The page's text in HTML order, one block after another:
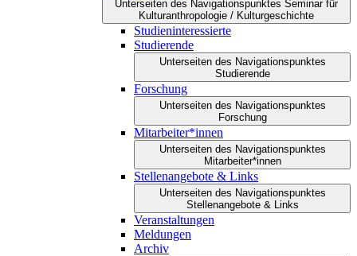
Unterseiten des Navigationspunktes Seminar für
Kulturanthropologie / Kulturgeschichte
Studieninteressierte
Studierende
Unterseiten des Navigationspunktes
Studierende
Forschung
Unterseiten des Navigationspunktes
Forschung
Mitarbeiter*innen
Unterseiten des Navigationspunktes
Mitarbeiter*innen
Stellenangebote & Links
Unterseiten des Navigationspunktes
Stellenangebote & Links
Veranstaltungen
Meldungen
Archiv